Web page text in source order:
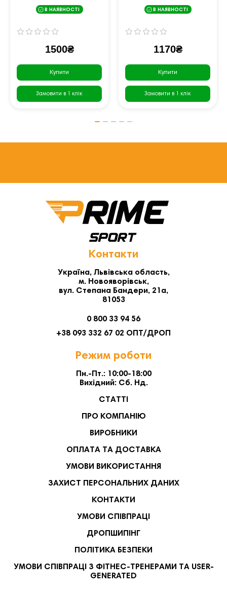
В НАЯВНОСТІ
1500₴
Купити
Замовити в 1 клік
В НАЯВНОСТІ
1170₴
Купити
Замовити в 1 клік
Контакти
Україна, Львівська область,
м. Новояворівськ,
вул. Степана Бандери, 21а,
81053
0 800 33 94 56
+38 093 332 67 02 ОПТ/ДРОП
Режим роботи
Пн.-Пт.: 10:00-18:00
Вихідний: Сб. Нд.
СТАТТІ
ПРО КОМПАНІЮ
ВИРОБНИКИ
ОПЛАТА ТА ДОСТАВКА
УМОВИ ВИКОРИСТАННЯ
ЗАХИСТ ПЕРСОНАЛЬНИХ ДАНИХ
КОНТАКТИ
УМОВИ СПІВПРАЦІ
ДРОПШИПІНГ
ПОЛІТИКА БЕЗПЕКИ
УМОВИ СПІВПРАЦІ З ФІТНЕС-ТРЕНЕРАМИ ТА USER-
GENERATED